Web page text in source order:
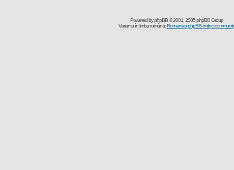
Powered byphpBB© 2001, 2005 phpBB Group
Varianta în limba română:Romanian phpBB online